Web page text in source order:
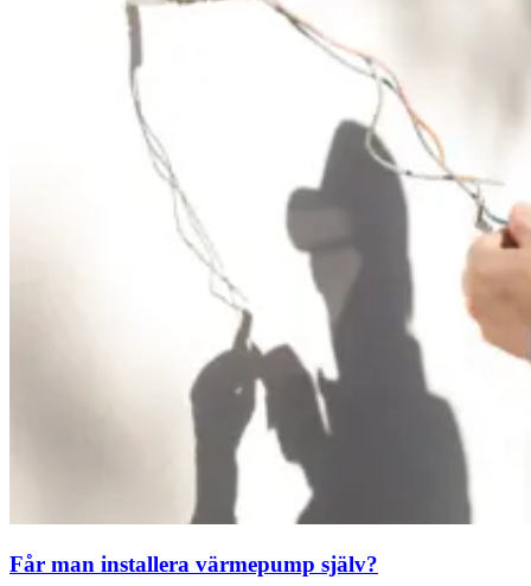
Får man installera värmepump själv?